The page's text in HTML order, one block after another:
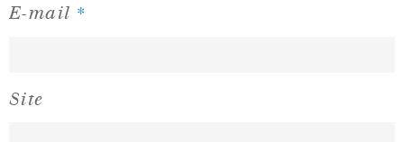
E-mail *
Site